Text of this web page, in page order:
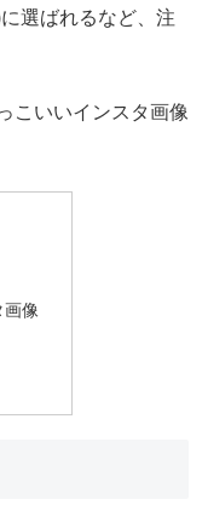
選ばれるなど、注
こいいインスタ画像
画像